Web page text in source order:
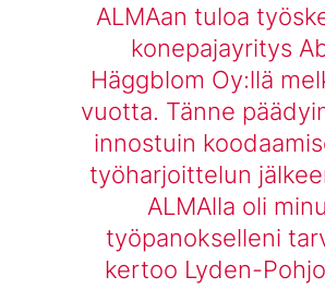
ALMAan tuloa
konepajayritys
Häggblom Oy:llä
vuotta. Tänne
innostuin
työharjoittelun
ALMAlla oli
työpanokselleni
kertoo Lyden-